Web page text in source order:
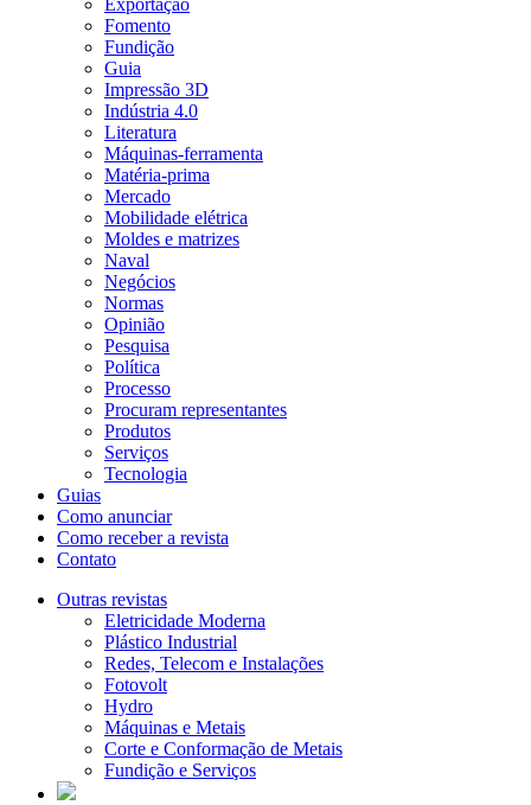
Exportação
Fomento
Fundição
Guia
Impressão 3D
Indústria 4.0
Literatura
Máquinas-ferramenta
Matéria-prima
Mercado
Mobilidade elétrica
Moldes e matrizes
Naval
Negócios
Normas
Opinião
Pesquisa
Política
Processo
Procuram representantes
Produtos
Serviços
Tecnologia
Guias
Como anunciar
Como receber a revista
Contato
Outras revistas
Eletricidade Moderna
Plástico Industrial
Redes, Telecom e Instalações
Fotovolt
Hydro
Máquinas e Metais
Corte e Conformação de Metais
Fundição e Serviços